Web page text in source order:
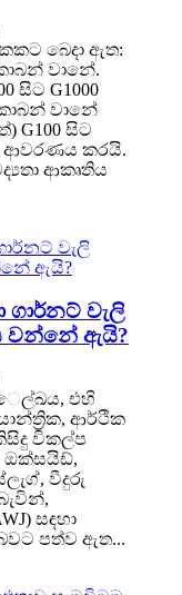
බෙදා ඇත:
වානේ.
සිට G1000
වානේ
G100 සිට
ආවරණය කරයි.
ආකෘතිය
ගාර්නට් වැලි
වන්නේ ඇයි?
එහි
ආර්ථික
විකල්ප
වීදුරු
සඳහා
පත්ව ඇත...